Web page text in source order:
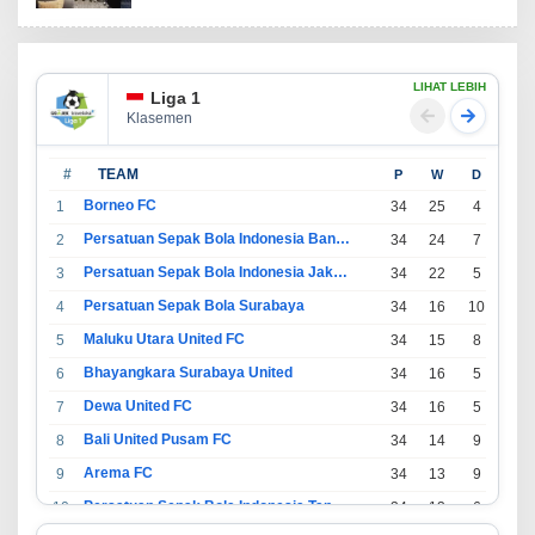
Liga 1
Klasemen
LIHAT LEBIH
# TEAM P W D
1 Borneo FC 34 25 4
2
Persatuan Sepak Bola Indonesia Bandung 34 24 7
3
Persatuan Sepak Bola Indonesia Jakarta 34 22 5
4
Persatuan Sepak Bola Surabaya 34 16 10
5
Maluku Utara United FC 34 15 8
6
Bhayangkara Surabaya United 34 16 5
7
Dewa United FC 34 16 5
8
Bali United Pusam FC 34 14 9
9
Arema FC 34 13 9
10
Persatuan Sepak Bola Indonesia Tangerang 34 13 6